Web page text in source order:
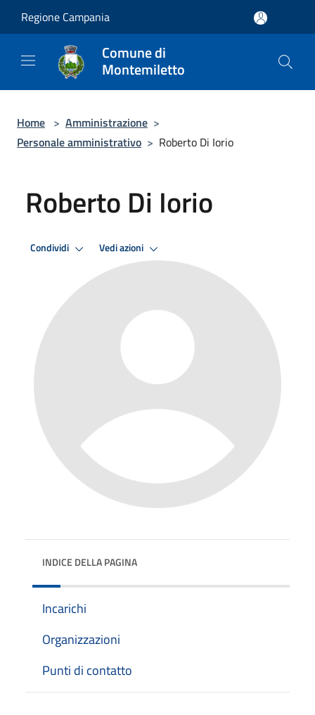
Regione Campania
Comune di
Montemiletto
Home > Amministrazione >
Personale amministrativo > Roberto Di Iorio
Roberto Di Iorio
Condividi Vedi azioni
INDICE DELLA PAGINA
Incarichi
Organizzazioni
Punti di contatto